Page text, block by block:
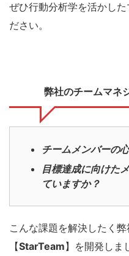
ぜひ行動分析学を活かし
ださい。
弊社のチームマネ
チームメンバーの
目標達成に向けた
ていますか？
こんな課題を解決したく
【StarTeam】を開発しま